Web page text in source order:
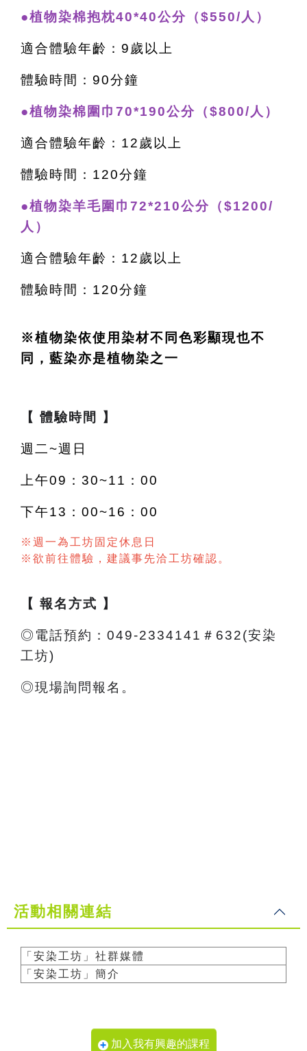
●植物染棉抱枕40*40公分（$550/人）
適合體驗年齡：9歲以上
體驗時間：90分鐘
●植物染棉圍巾70*190公分（$800/人）
適合體驗年齡：12歲以上
體驗時間：120分鐘
●植物染羊毛圍巾72*210公分（$1200/
人）
適合體驗年齡：12歲以上
體驗時間：120分鐘
※植物染依使用染材不同色彩顯現也不
同，藍染亦是植物染之一
【 體驗時間 】
週二~週日
上午09：30~11：00
下午13：00~16：00
※週一為工坊固定休息日
※欲前往體驗，建議事先洽工坊確認。
【 報名方式 】
◎電話預約：049-2334141＃632(安染
工坊)
◎現場詢問報名。
活動相關連結
「安染工坊」社群媒體
「安染工坊」簡介
加入我有興趣的課程